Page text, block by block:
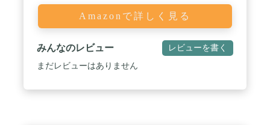
Amazonで詳しく見る
みんなのレビュー レビューを書く
まだレビューはありません